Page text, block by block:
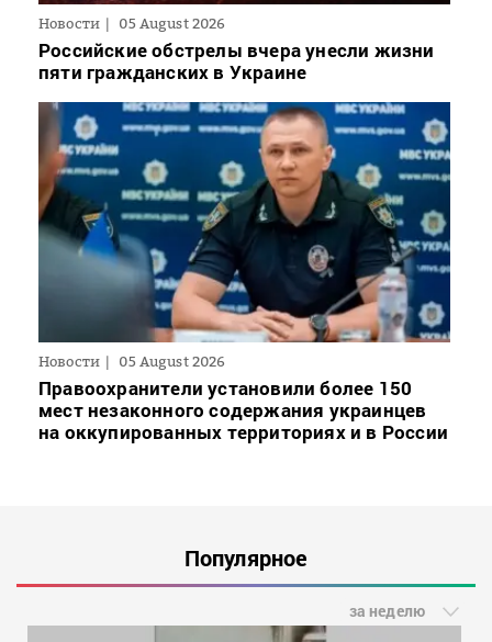
Новости 05 August 2026
Российские обстрелы вчера унесли жизни
пяти гражданских в Украине
Новости 05 August 2026
Правоохранители установили более 150
мест незаконного содержания украинцев
на оккупированных территориях и в России
Популярное
за неделю